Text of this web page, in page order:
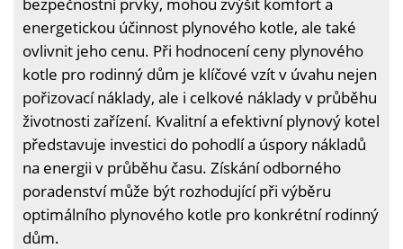
energetickou účinnost plynového kotle, ale také
ovlivnit jeho cenu. Při hodnocení ceny plynového
kotle pro rodinný dům je klíčové vzít v úvahu nejen
pořizovací náklady, ale i celkové náklady v průběhu
životnosti zařízení. Kvalitní a efektivní plynový kotel
představuje investici do pohodlí a úspory nákladů
na energii v průběhu času. Získání odborného
poradenství může být rozhodující při výběru
optimálního plynového kotle pro konkrétní rodinný
dům.